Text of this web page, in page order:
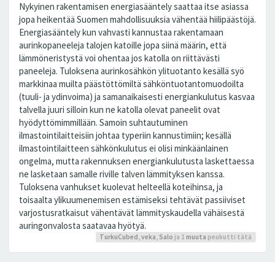
Nykyinen rakentamisen energiasääntely saattaa itse asiassa
jopa heikentää Suomen mahdollisuuksia vähentää hiilipäästöjä.
Energiasääntely kun vahvasti kannustaa rakentamaan
aurinkopaneeleja talojen katoille jopa siinä määrin, että
lämmöneristystä voi ohentaa jos katolla on riittävästi
paneeleja. Tuloksena aurinkosähkön ylituotanto kesällä syö
markkinaa muilta päästöttömiltä sähköntuotantomuodoilta
(tuuli- ja ydinvoima) ja samanaikaisesti energiankulutus kasvaa
talvella juuri silloin kun ne katolla olevat paneelit ovat
hyödyttömimmillään. Samoin suhtautuminen
ilmastointilaitteisiin johtaa typeriin kannustimiin; kesällä
ilmastointilaitteen sähkönkulutus ei olisi minkäänlainen
ongelma, mutta rakennuksen energiankulutusta laskettaessa
ne lasketaan samalle riville talven lämmityksen kanssa.
Tuloksena vanhukset kuolevat helteellä koteihinsa, ja
toisaalta ylikuumenemisen estämiseksi tehtävät passiiviset
varjostusratkaisut vähentävät lämmityskaudella vähäisestä
auringonvalosta saatavaa hyötyä.
TurkuCubed ,veka Salo ja 1 muuta peukutti tätä